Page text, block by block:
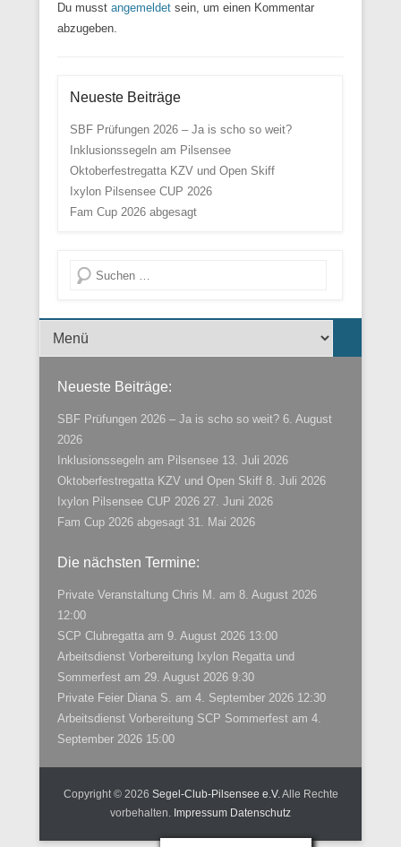
Du musst angemeldet sein, um einen Kommentar
abzugeben.
Neueste Beiträge
SBF Prüfungen 2026 – Ja is scho so weit?
Inklusionssegeln am Pilsensee
Oktoberfestregatta KZV und Open Skiff
Ixylon Pilsensee CUP 2026
Fam Cup 2026 abgesagt
Suche
Menü der Fußzeile
Neueste Beiträge:
SBF Prüfungen 2026 – Ja is scho so weit? 6. August
2026
Inklusionssegeln am Pilsensee 13. Juli 2026
Oktoberfestregatta KZV und Open Skiff 8. Juli 2026
Ixylon Pilsensee CUP 2026 27. Juni 2026
Fam Cup 2026 abgesagt 31. Mai 2026
Die nächsten Termine:
Private Veranstaltung Chris M. am 8. August 2026
12:00
SCP Clubregatta am 9. August 2026 13:00
Arbeitsdienst Vorbereitung Ixylon Regatta und
Sommerfest am 29. August 2026 9:30
Private Feier Diana S. am 4. September 2026 12:30
Arbeitsdienst Vorbereitung SCP Sommerfest am 4.
September 2026 15:00
Copyright © 2026 Segel-Club-Pilsensee e.V.Alle Rechte
vorbehalten. Impressum Datenschutz